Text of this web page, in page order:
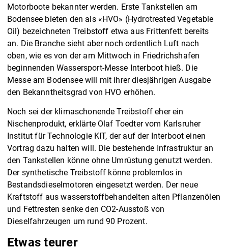
Motorboote bekannter werden. Erste Tankstellen am
Bodensee bieten den als «HVO» (Hydrotreated Vegetable
Oil) bezeichneten Treibstoff etwa aus Frittenfett bereits
an. Die Branche sieht aber noch ordentlich Luft nach
oben, wie es von der am Mittwoch in Friedrichshafen
beginnenden Wassersport-Messe Interboot hieß. Die
Messe am Bodensee will mit ihrer diesjährigen Ausgabe
den Bekanntheitsgrad von HVO erhöhen.
Noch sei der klimaschonende Treibstoff eher ein
Nischenprodukt, erklärte Olaf Toedter vom Karlsruher
Institut für Technologie KIT, der auf der Interboot einen
Vortrag dazu halten will. Die bestehende Infrastruktur an
den Tankstellen könne ohne Umrüstung genutzt werden.
Der synthetische Treibstoff könne problemlos in
Bestandsdieselmotoren eingesetzt werden. Der neue
Kraftstoff aus wasserstoffbehandelten alten Pflanzenölen
und Fettresten senke den CO2-Ausstoß von
Dieselfahrzeugen um rund 90 Prozent.
Etwas teurer